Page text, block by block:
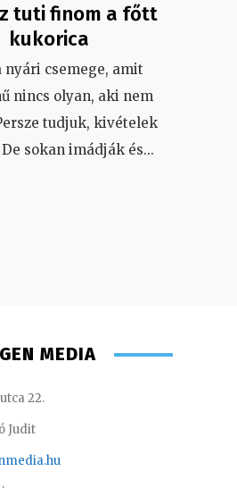
tuti finom a főtt
kukorica
nyári csemege, amit
nincs olyan, aki nem
tudjuk, kivételek
sokan imádják és...
MEDIA
22.
Judit